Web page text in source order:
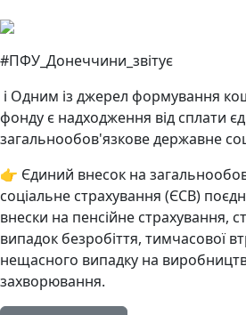
#ПФУ_Донеччини_звітує
ℹ️ Одним із джерел формування
фонду є надходження від сплати
загальнообов'язкове державне
👉 Єдиний внесок на
соціальне страхування (ЄСВ)
внески на пенсійне страхування,
випадок безробіття, тимчасової
нещасного випадку на
захворювання.